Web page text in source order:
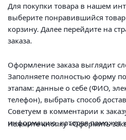
Для покупки товара в нашем
выберите понравившийся товар
корзину. Далее перейдите на
заказа.
Оформление заказа выглядит
Заполняете полностью форму
этапам: данные о себе (ФИО,
телефон), выбрать способ
Советуем в комментарии к
информацию, которая поможет
Нажмите кнопку «Оформить